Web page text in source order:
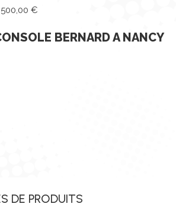
€
BERNARD A NANCY
DE PRODUITS